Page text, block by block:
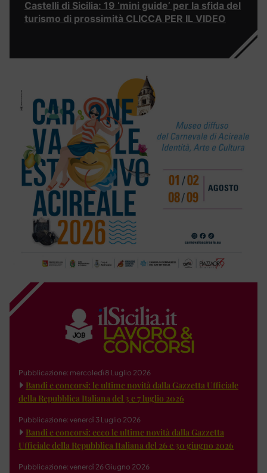
Castelli di Sicilia: 19 ‘mini guide’ per la sfida del
turismo di prossimità CLICCA PER IL VIDEO
Pubblicazione: mercoledì 8 Luglio 2026
Bandi e concorsi: le ultime novità dalla Gazzetta Ufficiale
della Repubblica Italiana del 3 e 7 luglio 2026
Pubblicazione: venerdì 3 Luglio 2026
Bandi e concorsi: ecco le ultime novità dalla Gazzetta
Ufficiale della Repubblica Italiana del 26 e 30 giugno 2026
Pubblicazione: venerdì 26 Giugno 2026